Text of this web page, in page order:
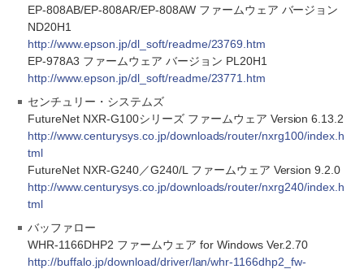
EP-808AB/EP-808AR/EP-808AW ファームウェア バージョン
ND20H1
http://www.epson.jp/dl_soft/readme/23769.htm
EP-978A3 ファームウェア バージョン PL20H1
http://www.epson.jp/dl_soft/readme/23771.htm
センチュリー・システムズ
FutureNet NXR-G100シリーズ ファームウェア Version 6.13.2
http://www.centurysys.co.jp/downloads/router/nxrg100/index.h
tml
FutureNet NXR-G240／G240/L ファームウェア Version 9.2.0
http://www.centurysys.co.jp/downloads/router/nxrg240/index.h
tml
バッファロー
WHR-1166DHP2 ファームウェア for Windows Ver.2.70
http://buffalo.jp/download/driver/lan/whr-1166dhp2_fw-